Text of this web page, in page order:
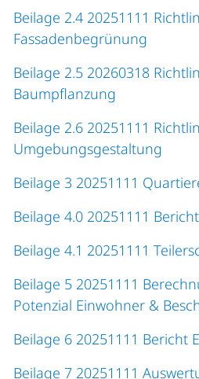
Beilage 2.4 20251111
Fassadenbegrünung
Beilage 2.5 20260318
Baumpflanzung
Beilage 2.6 20251111
Umgebungsgestaltung
Beilage 3 20251111
Beilage 4.0 20251111
Beilage 4.1 20251111
Beilage 5 20251111
Potenzial Einwohner &
Beilage 6 20251111 Bericht
Beilage 7 20251111